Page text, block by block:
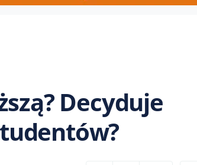
Decyduje